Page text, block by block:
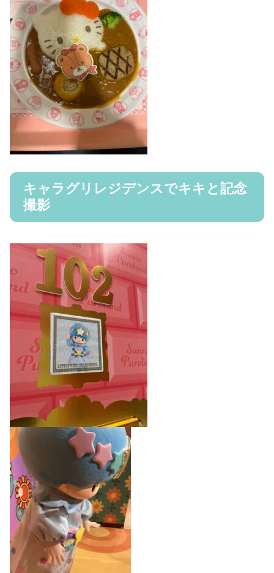
キャラグリレジデンスでキキと記念
撮影